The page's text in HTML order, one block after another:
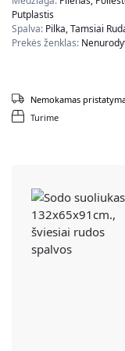
Putplastis
Spalva: Pilka, Tamsiai
Prekės ženklas:
Turime
Nemokamas